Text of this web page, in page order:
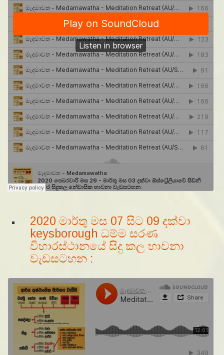
2020 මාර්තු මස 07 සිට 09 දක්වා
keysborough ධම්ම සරණ
විහාරස්ථානයේ සිදු කල භාවනා
වැඩසටහන :